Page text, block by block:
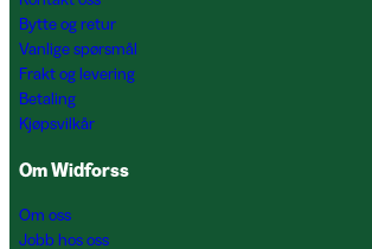
Bytte og retur
Vanlige spørsmål
Frakt og levering
Betaling
Kjøpsvilkår
Om Widforss
Om oss
Jobb hos oss